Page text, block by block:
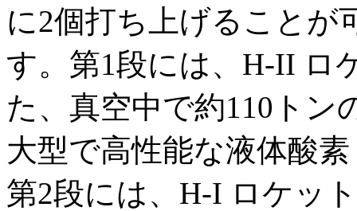
に2個打ち上げることが
す。第1段には、H-II ロ
た、真空中で約110トン
大型で高性能な液体酸
第2段には、H-I ロケッ